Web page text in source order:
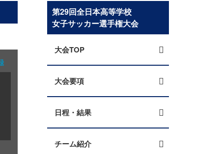
第29回全日本高等学校
女子サッカー選手権大会
大会TOP
大会要項
日程・結果
チーム紹介